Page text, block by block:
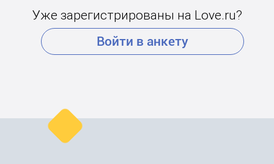
Уже зарегистрированы на Love.ru?
Войти в анкету